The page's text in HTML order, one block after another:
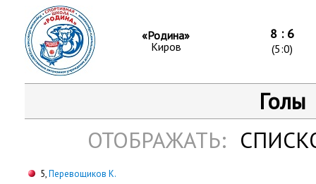
«Родина»
Киров
8 : 6
(5:0)
Голы
ОТОБРАЖАТЬ:
5,Перевощиков К.